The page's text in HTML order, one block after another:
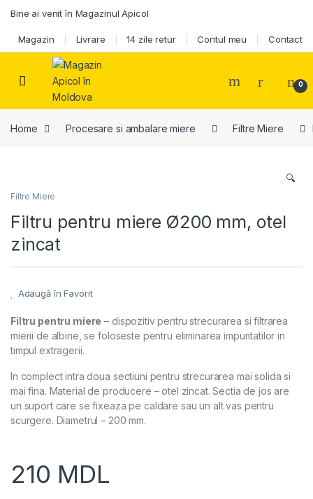
Skip to navigation
Skip to content
Bine ai venit în Magazinul Apicol
Magazin Livrare 14 zile retur Contul meu Contact
0
Home Procesare si ambalare miere Filtre Miere
🔍
Filtre Miere
Filtru pentru miere Ø200 mm, otel
zincat
Adaugă în Favorit
Filtru pentru miere – dispozitiv pentru strecurarea si filtrarea
mierii de albine, se foloseste pentru eliminarea impuritatilor in
timpul extragerii.
In complect intra doua sectiuni pentru strecurarea mai solida si
mai fina. Material de producere – otel zincat. Sectia de jos are
un suport care se fixeaza pe caldare sau un alt vas pentru
scurgere. Diametrul – 200 mm.
210 MDL